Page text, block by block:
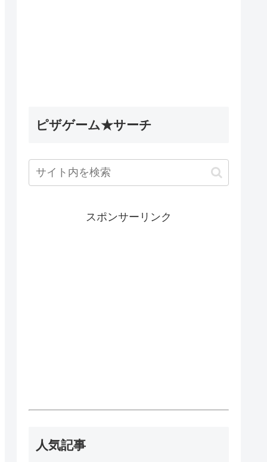
英雄デ
ナック
試練の隠し要素
ピザゲーム★サーチ
スポンサーリンク
人気記事